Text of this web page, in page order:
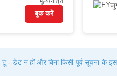
मूल्य/यात्री
बुक करें
- डेट न हों और बिना किसी पूर्व सूचना के